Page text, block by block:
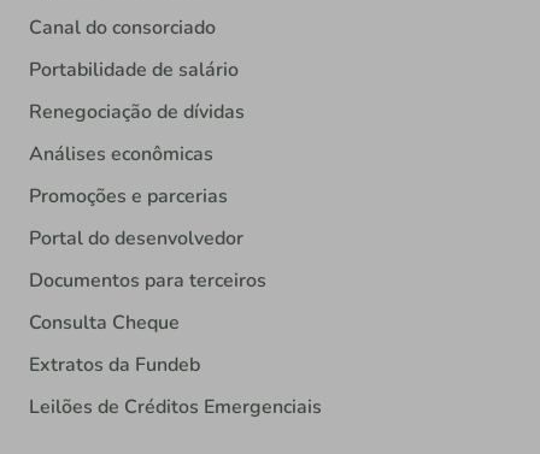
Canal do consorciado
Portabilidade de salário
Renegociação de dívidas
Análises econômicas
Promoções e parcerias
Portal do desenvolvedor
Documentos para terceiros
Consulta Cheque
Extratos da Fundeb
Leilões de Créditos Emergenciais